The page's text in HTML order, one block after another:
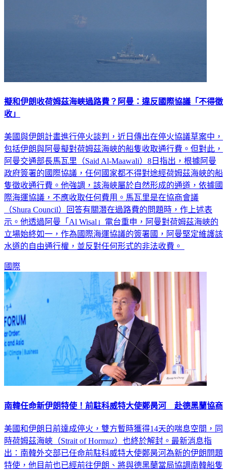
擬和伊朗收荷姆茲海峽過路費？阿曼：違反國際協議「不得徵
收」
美國與伊朗計畫進行停火談判，近日傳出在停火協議草案中，
包括伊朗與阿曼擬對荷姆茲海峽的船隻收取通行費。但對此，
阿曼交通部長馬瓦里（Said Al-Maawali）8日指出，根據阿曼
政府簽署的國際協議，任何國家都不得對途經荷姆茲海峽的船
隻徵收通行費。他強調，該海峽屬於自然形成的通道，依據國
際海運協議，不應收取任何費用。馬瓦里是在協商會議
（Shura Council）回答有關潛在過路費的問題時，作上述表
示。他透過阿曼「Al Wisal」電台重申，阿曼對荷姆茲海峽的
立場始終如一，作為國際海運協議的簽署國，阿曼堅定維護該
水道的自由通行權，並反對任何形式的非法收費。
國際
南韓任命新伊朗特使！前駐科威特大使鄭昺河 赴德黑蘭協商
美國和伊朗日前達成停火，雙方暫時獲得14天的喘息空間，同
時荷姆茲海峽（Strait of Hormuz）也終於解封。最新消息指
出：南韓外交部已任命前駐科威特大使鄭昺河為新的伊朗問題
特使，他目前也已經前往伊朗、將與德黑蘭當局協調南韓船隻